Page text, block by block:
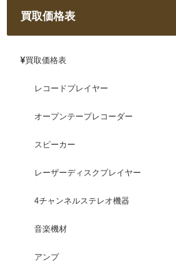
買取価格表
買取価格表
レコードプレイヤー
オープンテープレコーダー
スピーカー
レーザーディスクプレイヤー
4チャンネルステレオ機器
音楽機材
アンプ